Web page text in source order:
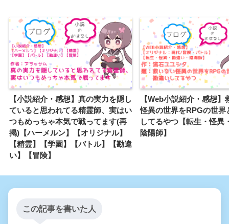
【小説紹介・感想】真の実力を隠し
ていると思われてる精霊師、実はい
つもめっちゃ本気で戦ってます(再
掲)【ハーメルン】【オリジナル】
【精霊】【学園】【バトル】【勘違
い】【冒険】
【Web小説紹介・感想】
怪異の世界をRPGの世界
してるやつ【転生・怪異
陰陽師】
この記事を書いた人